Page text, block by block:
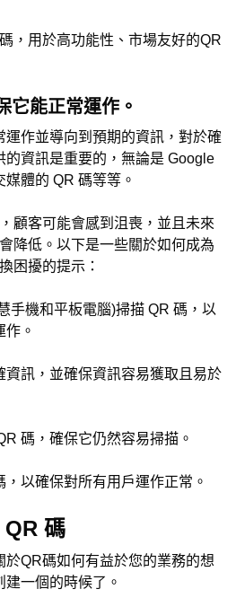
，用於高功能性、市場友好的QR
它能正常運作。
運作並導向到預期的資訊，對於確
的資訊是重要的，無論是 Google
體的 QR 碼等等。
顧客可能會感到沮喪，並且未來
降低。以下是一些關於如何成為
困擾的提示：
手機和平板電腦)掃描 QR 碼，以
。
資訊，並確保資訊容易獲取且易於
碼，確保它仍然容易掃描。
以確保對所有用戶運作正常。
QR 碼
QR碼如何有益於您的業務的想
一個的時候了。